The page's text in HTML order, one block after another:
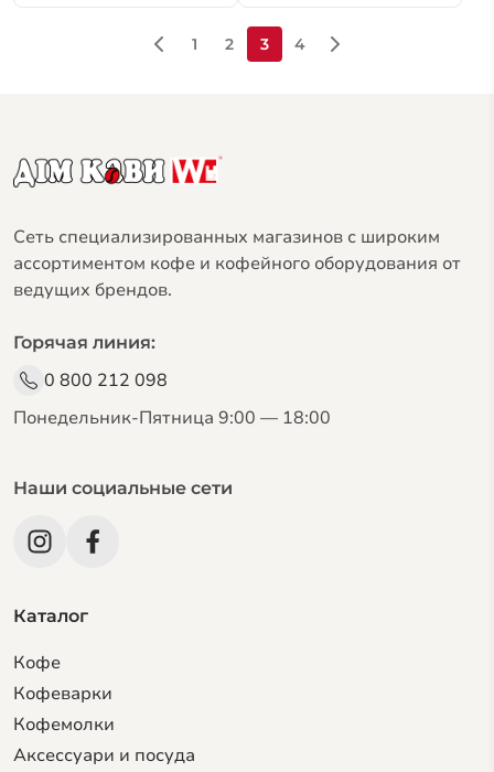
1 2 3 4
Сеть специализированных магазинов с широким
ассортиментом кофе и кофейного оборудования от
ведущих брендов.
Горячая линия:
0 800 212 098
Понедельник-Пятница 9:00 — 18:00
Наши социальные сети
Каталог
Кофе
Кофеварки
Кофемолки
Аксессуари и посуда